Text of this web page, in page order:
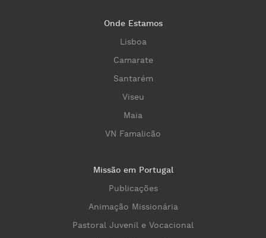
Onde Estamos
Lisboa
Camarate
Santarém
Viseu
Maia
VN Famalicão
Missão em Portugal
Publicações
Animação Missionária
Pastoral Juvenil e Vocacional